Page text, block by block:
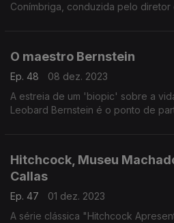
Conímbriga, conduzida pelo diretor
O maestro Bernstein
Ep. 48
08 dez. 2023
A estreia de um 'biopic' sobre a
Leobard Bernstein é o ponto de
Hitchcock, Museu
Callas
Ep. 47
01 dez. 2023
A série clássica "Hitchcock